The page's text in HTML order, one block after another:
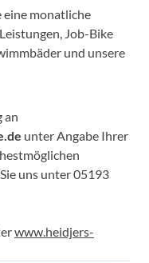
monatliche
Job-Bike
und unsere
an
unter Angabe Ihrer
uns unter 05193
www.heidjers-